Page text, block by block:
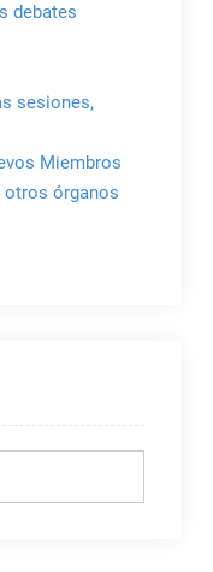
debates
sesiones,
Miembros
otros órganos